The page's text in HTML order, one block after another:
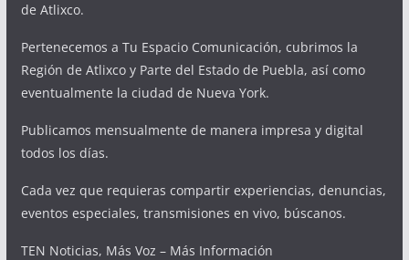
de Atlixco.
Pertenecemos a Tu Espacio Comunicación, cubrimos la
Región de Atlixco y Parte del Estado de Puebla, así como
eventualmente la ciudad de Nueva York.
Publicamos mensualmente de manera impresa y digital
todos los días.
Cada vez que requieras compartir experiencias, denuncias,
eventos especiales, transmisiones en vivo, búscanos.
TEN Noticias, Más Voz – Más Información